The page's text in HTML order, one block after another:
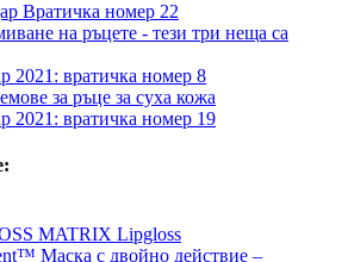
Вратичка номер 22
на ръцете - тези три неща са
2021: вратичка номер 8
за ръце за суха кожа
2021: вратичка номер 19
MATRIX Lipgloss
Маска с двойно действие –